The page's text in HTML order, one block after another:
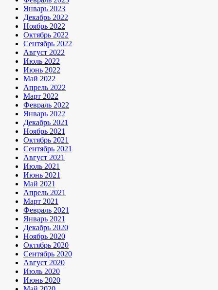
Январь 2023
Декабрь 2022
Ноябрь 2022
Октябрь 2022
Сентябрь 2022
Август 2022
Июль 2022
Июнь 2022
Май 2022
Апрель 2022
Март 2022
Февраль 2022
Январь 2022
Декабрь 2021
Ноябрь 2021
Октябрь 2021
Сентябрь 2021
Август 2021
Июль 2021
Июнь 2021
Май 2021
Апрель 2021
Март 2021
Февраль 2021
Январь 2021
Декабрь 2020
Ноябрь 2020
Октябрь 2020
Сентябрь 2020
Август 2020
Июль 2020
Июнь 2020